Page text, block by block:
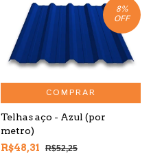
8%
OFF
COMPRAR
Telhas aço - Azul (por
metro)
R$48,31
R$52,25